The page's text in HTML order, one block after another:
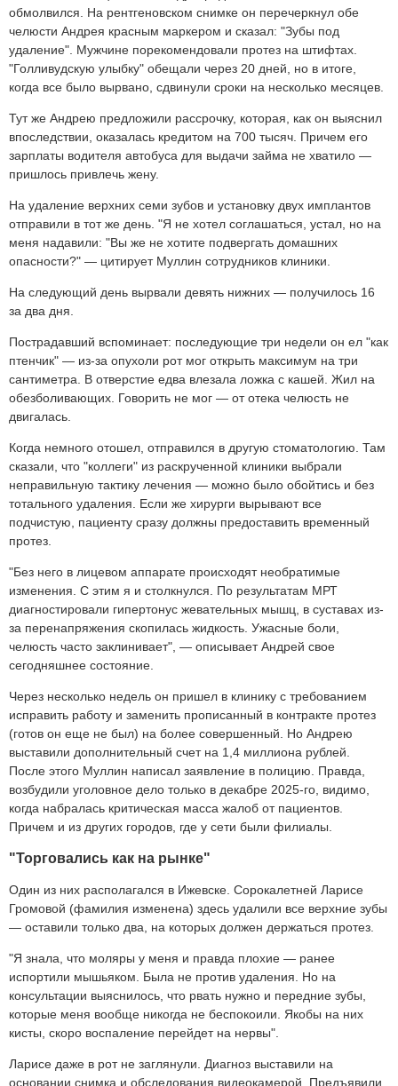
обмолвился. На рентгеновском снимке он перечеркнул обе
челюсти Андрея красным маркером и сказал: "Зубы под
удаление". Мужчине порекомендовали протез на штифтах.
"Голливудскую улыбку" обещали через 20 дней, но в итоге,
когда все было вырвано, сдвинули сроки на несколько месяцев.
Тут же Андрею предложили рассрочку, которая, как он выяснил
впоследствии, оказалась кредитом на 700 тысяч. Причем его
зарплаты водителя автобуса для выдачи займа не хватило —
пришлось привлечь жену.
На удаление верхних семи зубов и установку двух имплантов
отправили в тот же день. "Я не хотел соглашаться, устал, но на
меня надавили: "Вы же не хотите подвергать домашних
опасности?" — цитирует Муллин сотрудников клиники.
На следующий день вырвали девять нижних — получилось 16
за два дня.
Пострадавший вспоминает: последующие три недели он ел "как
птенчик" — из-за опухоли рот мог открыть максимум на три
сантиметра. В отверстие едва влезала ложка с кашей. Жил на
обезболивающих. Говорить не мог — от отека челюсть не
двигалась.
Когда немного отошел, отправился в другую стоматологию. Там
сказали, что "коллеги" из раскрученной клиники выбрали
неправильную тактику лечения — можно было обойтись и без
тотального удаления. Если же хирурги вырывают все
подчистую, пациенту сразу должны предоставить временный
протез.
"Без него в лицевом аппарате происходят необратимые
изменения. С этим я и столкнулся. По результатам МРТ
диагностировали гипертонус жевательных мышц, в суставах из-
за перенапряжения скопилась жидкость. Ужасные боли,
челюсть часто заклинивает", — описывает Андрей свое
сегодняшнее состояние.
Через несколько недель он пришел в клинику с требованием
исправить работу и заменить прописанный в контракте протез
(готов он еще не был) на более совершенный. Но Андрею
выставили дополнительный счет на 1,4 миллиона рублей.
После этого Муллин написал заявление в полицию. Правда,
возбудили уголовное дело только в декабре 2025-го, видимо,
когда набралась критическая масса жалоб от пациентов.
Причем и из других городов, где у сети были филиалы.
"Торговались как на рынке"
Один из них располагался в Ижевске. Сорокалетней Ларисе
Громовой (фамилия изменена) здесь удалили все верхние зубы
— оставили только два, на которых должен держаться протез.
"Я знала, что моляры у меня и правда плохие — ранее
испортили мышьяком. Была не против удаления. Но на
консультации выяснилось, что рвать нужно и передние зубы,
которые меня вообще никогда не беспокоили. Якобы на них
кисты, скоро воспаление перейдет на нервы".
Ларисе даже в рот не заглянули. Диагноз выставили на
основании снимка и обследования видеокамерой. Предъявили